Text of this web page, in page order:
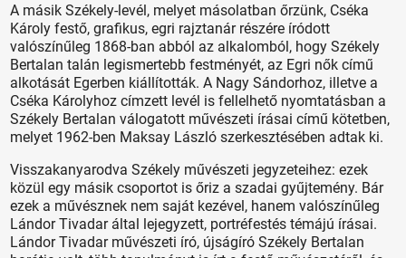
A másik Székely-levél, melyet másolatban őrzünk, Cséka
Károly festő, grafikus, egri rajztanár részére íródott
valószínűleg 1868-ban abból az alkalomból, hogy Székely
Bertalan talán legismertebb festményét, az Egri nők című
alkotását Egerben kiállították. A Nagy Sándorhoz, illetve a
Cséka Károlyhoz címzett levél is fellelhető nyomtatásban a
Székely Bertalan válogatott művészeti írásai című kötetben,
melyet 1962-ben Maksay László szerkesztésében adtak ki.
Visszakanyarodva Székely művészeti jegyzeteihez: ezek
közül egy másik csoportot is őriz a szadai gyűjtemény. Bár
ezek a művésznek nem saját kezével, hanem valószínűleg
Lándor Tivadar által lejegyzett, portréfestés témájú írásai.
Lándor Tivadar művészeti író, újságíró Székely Bertalan